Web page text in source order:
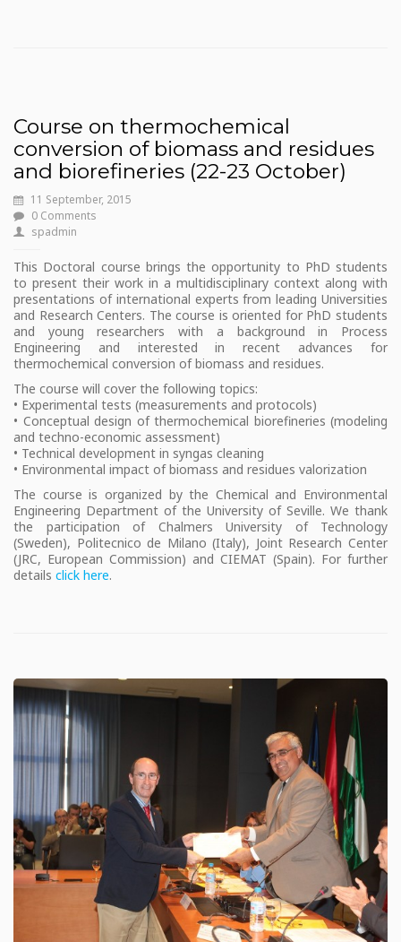
Course on thermochemical
conversion of biomass and residues
and biorefineries (22-23 October)
11 September, 2015
0 Comments
spadmin
This Doctoral course brings the opportunity to PhD students
to present their work in a multidisciplinary context along with
presentations of international experts from leading Universities
and Research Centers. The course is oriented for PhD students
and young researchers with a background in Process
Engineering and interested in recent advances for
thermochemical conversion of biomass and residues.
The course will cover the following topics:
• Experimental tests (measurements and protocols)
• Conceptual design of thermochemical biorefineries (modeling
and techno-economic assessment)
• Technical development in syngas cleaning
• Environmental impact of biomass and residues valorization
The course is organized by the Chemical and Environmental
Engineering Department of the University of Seville. We thank
the participation of Chalmers University of Technology
(Sweden), Politecnico de Milano (Italy), Joint Research Center
(JRC, European Commission) and CIEMAT (Spain). For further
details click here.